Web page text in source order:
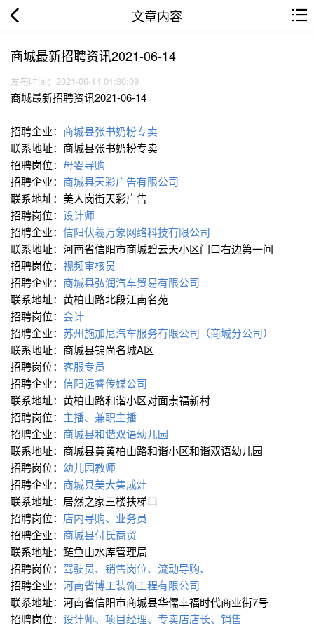
文章内容
商城最新招聘资讯2021-06-14
发布时间：2021-06-14 01:30:09
商城最新招聘资讯2021-06-14
招聘企业： 商城县张书奶粉专卖
联系地址：商城县张书奶粉专卖
招聘岗位： 母婴导购
招聘企业： 商城县天彩广告有限公司
联系地址：美人岗街天彩广告
招聘岗位： 设计师
招聘企业： 信阳伏羲万象网络科技有限公司
联系地址：河南省信阳市商城碧云天小区门口右边第一间
招聘岗位： 视频审核员
招聘企业： 商城县弘润汽车贸易有限公司
联系地址：黄柏山路北段江南名苑
招聘岗位： 会计
招聘企业： 苏州施加尼汽车服务有限公司（商城分公司）
联系地址：商城县锦尚名城A区
招聘岗位： 客服专员
招聘企业： 信阳远睿传媒公司
联系地址：黄柏山路和谐小区对面崇福新村
招聘岗位： 主播、兼职主播
招聘企业： 商城县和谐双语幼儿园
联系地址：商城县黄黄柏山路和谐小区和谐双语幼儿园
招聘岗位： 幼儿园教师
招聘企业： 商城县美大集成灶
联系地址：居然之家三楼扶梯口
招聘岗位： 店内导购、业务员
招聘企业： 商城县付氏商贸
联系地址：鲢鱼山水库管理局
招聘岗位： 驾驶员、销售岗位、流动导购、
招聘企业： 河南省博工装饰工程有限公司
联系地址：河南省信阳市商城县华儒幸福时代商业街7号
招聘岗位： 设计师、项目经理、专卖店店长、销售